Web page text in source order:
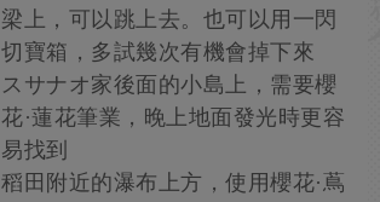
梁上，可以跳上去。也可以用一閃
切寶箱，多試幾次有機會掉下來
スサナオ家後面的小島上，需要櫻
花·蓮花筆業，晚上地面發光時更容
易找到
稻田附近的瀑布上方，使用櫻花·蔦